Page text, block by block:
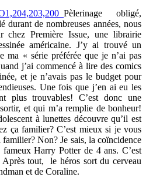
Pèlerinage obligé,
de nombreuses années, nous
chez Première Issue, une librairie
américaine. J’y ai trouvé un
ma « série préférée que je n’ai pas
j’ai commencé à lire des comics
et je n’avais pas le budget pour
Une fois que j’en ai eu les
plus trouvables! C’est donc une
et qui m’a remplie de bonheur!
à lunettes découvre qu’il est
ça familier? C’est mieux si je vous
Non? Je sais, la coïncidence
Harry Potter de 4 ans. C’est
Après tout, le héros sort du cerveau
et de Coraline.